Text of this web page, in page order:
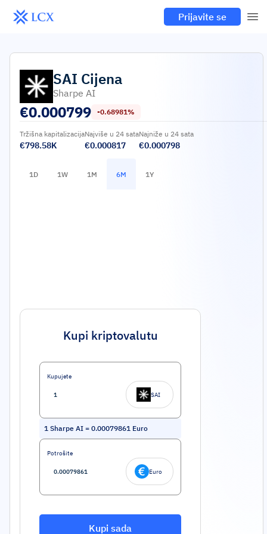
Prijavite se
SAI Cijena
Sharpe AI
€0.000799 -0.68981%
Tržišna kapitalizacija
€798.58K
Najviše u 24 sata
€0.000817
Najniže u 24 sata
€0.000798
1D 1W 1M 6M 1Y
Kupi kriptovalutu
Kupujete
SAI
1 Sharpe AI = 0.00079861 Euro
Potrošite
Euro
Kupi sada